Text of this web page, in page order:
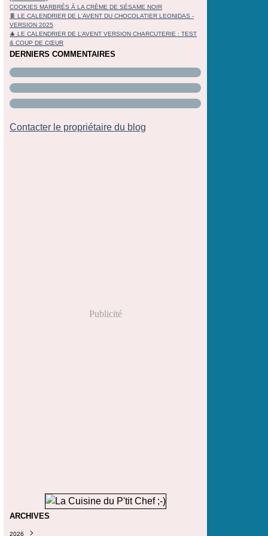
COOKIES MARBRÉS À LA CRÈME DE SÉSAME NOIR
🍫 LE CALENDRIER DE L'AVENT DU CHOCOLATIER LEONIDAS -
VERSION 2025
🎄 LE CALENDRIER DE L’AVENT VERSION CHARCUTERIE : TEST
& COUP DE CŒUR
DERNIERS COMMENTAIRES
Contacter le propriétaire du blog
Publicité
ARCHIVES
2026